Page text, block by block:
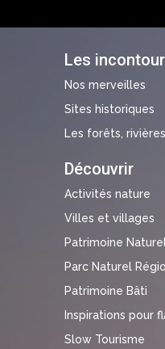
Les
Nos merveilles
Sites historiques
Les forêts,
Découvrir
Activités nature
Villes et villages
Patrimoine
Parc Naturel
Patrimoine Bâti
Inspirations pour
Slow Tourisme